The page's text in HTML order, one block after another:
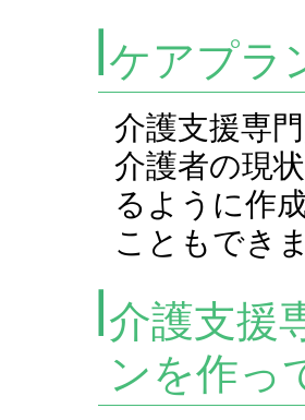
ケアプラ
介護支援専
介護者の現
るように作
こともできま
介護支援
ンを作っ